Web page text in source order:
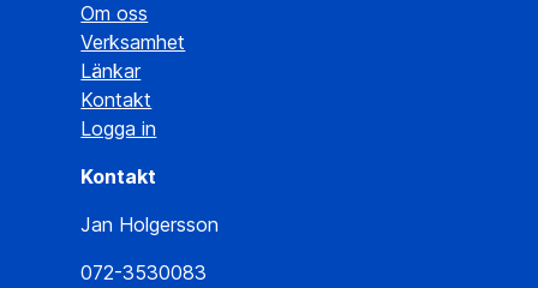
Om oss
Verksamhet
Länkar
Kontakt
Logga in
Kontakt
Jan Holgersson
072-3530083